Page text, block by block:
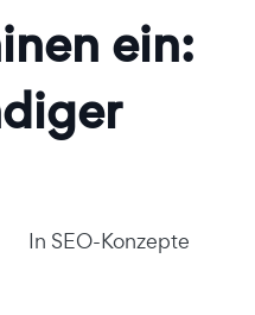
ein:
In SEO-Konzepte